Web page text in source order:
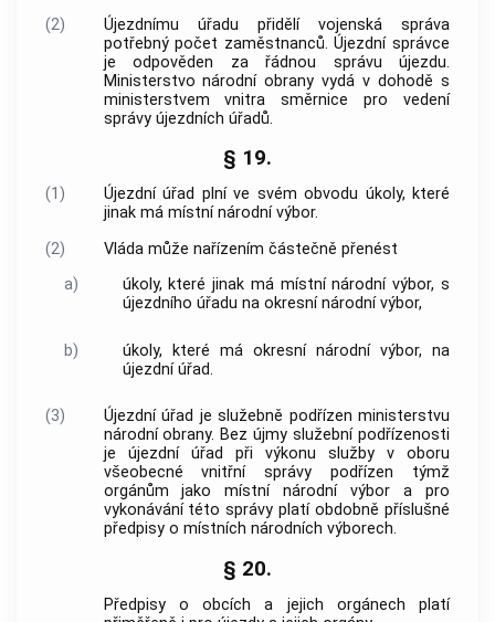
(2)
Újezdnímu úřadu přidělí vojenská správa
potřebný počet zaměstnanců. Újezdní správce
je odpověden za řádnou správu újezdu.
Ministerstvo národní obrany vydá v dohodě s
ministerstvem vnitra směrnice pro vedení
správy újezdních úřadů.
§ 19.
(1)
Újezdní úřad plní ve svém obvodu úkoly, které
jinak má místní národní výbor.
(2)
Vláda může nařízením částečně přenést
a)
úkoly, které jinak má místní národní výbor, s
újezdního úřadu na okresní národní výbor,
b)
úkoly, které má okresní národní výbor, na
újezdní úřad.
(3)
Újezdní úřad je služebně podřízen ministerstvu
národní obrany. Bez újmy služební podřízenosti
je újezdní úřad při výkonu služby v oboru
všeobecné vnitřní správy podřízen týmž
orgánům jako místní národní výbor a pro
vykonávání této správy platí obdobně příslušné
předpisy o místních národních výborech.
§ 20.
Předpisy o obcích a jejich orgánech platí